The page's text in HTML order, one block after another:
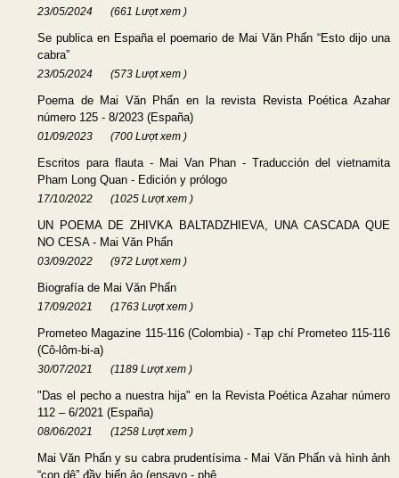
23/05/2024 (661 Lượt xem )
Se publica en España el poemario de Mai Văn Phấn “Esto dijo una
cabra”
23/05/2024 (573 Lượt xem )
Poema de Mai Văn Phấn en la revista Revista Poética Azahar
número 125 - 8/2023 (España)
01/09/2023 (700 Lượt xem )
Escritos para flauta - Mai Van Phan - Traducción del vietnamita
Pham Long Quan - Edición y prólogo
17/10/2022 (1025 Lượt xem )
UN POEMA DE ZHIVKA BALTADZHIEVA, UNA CASCADA QUE
NO CESA - Mai Văn Phấn
03/09/2022 (972 Lượt xem )
Biografía de Mai Văn Phấn
17/09/2021 (1763 Lượt xem )
Prometeo Magazine 115-116 (Colombia) - Tạp chí Prometeo 115-116
(Cô-lôm-bi-a)
30/07/2021 (1189 Lượt xem )
"Das el pecho a nuestra hija" en la Revista Poética Azahar número
112 – 6/2021 (España)
08/06/2021 (1258 Lượt xem )
Mai Văn Phấn y su cabra prudentísima - Mai Văn Phấn và hình ảnh
“con dê” đầy biến ảo (ensayo - phê